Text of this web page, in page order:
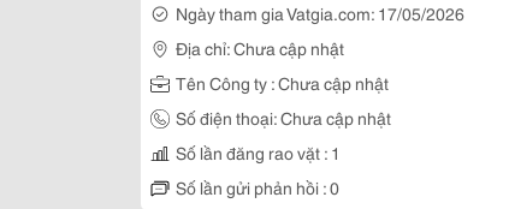
Ngày tham gia Vatgia.com: 17/05/2026
Địa chỉ: Chưa cập nhật
Tên Công ty : Chưa cập nhật
Số điện thoại: Chưa cập nhật
Số lần đăng rao vặt : 1
Số lần gửi phản hồi : 0